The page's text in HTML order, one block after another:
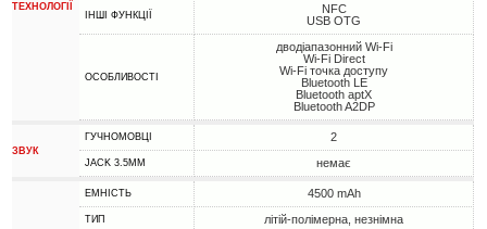
ТЕХНОЛОГІЇ
ІНШІ ФУНКЦІЇ
NFC
USB OTG
ОСОБЛИВОСТІ
дводіапазонний Wi-Fi
Wi-Fi Direct
Wi-Fi точка доступу
Bluetooth LE
Bluetooth aptX
Bluetooth A2DP
ЗВУК
ГУЧНОМОВЦІ 2
JACK 3.5MM немає
ЕМНІСТЬ 4500 mAh
ТИП літій-полімерна, незнімна